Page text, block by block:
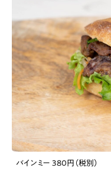
バインミー 380円（税別）